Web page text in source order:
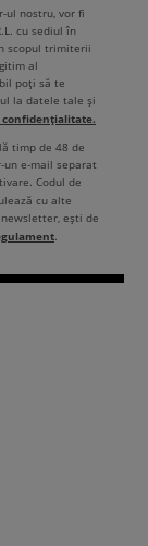
ul nostru, vor fi
cu sediul în
scopul trimiterii
al
poți să te
la datele tale și
confidențialitate.
timp de 48 de
e-mail separat
Codul de
cu alte
ești de
.